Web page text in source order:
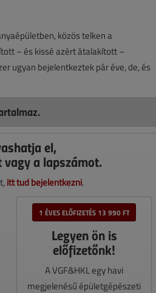
közös telken a
– és kissé azért átalakított –
ugyan bejelentkeztek pár éve, de, és
el,
a lapszámot.
itt tud bejelentkezni.
1 ÉVES ELŐFIZETÉS 13 990 FT
Legyen ön is
előfizetőnk!
A VGF&HKL egy havi
megjelenésű épületgépészeti